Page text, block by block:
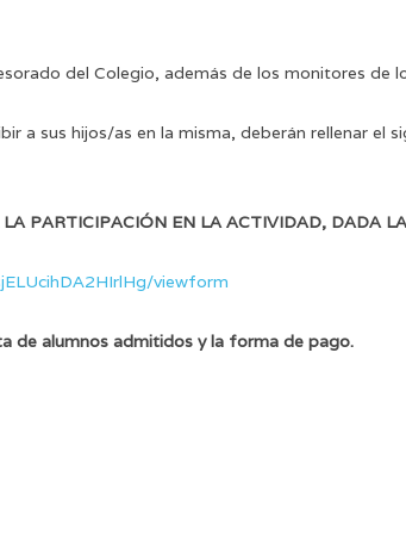
del Colegio, además de los monitores de
a sus hijos/as en la misma, deberán rellenar el
PARTICIPACIÓN EN LA ACTIVIDAD, DADA
viewform
de alumnos admitidos y la forma de pago.